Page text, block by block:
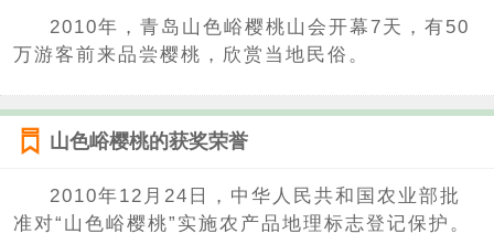
2010年，青岛山色峪樱桃山会开幕7天，有50
万游客前来品尝樱桃，欣赏当地民俗。
山色峪樱桃的获奖荣誉
2010年12月24日，中华人民共和国农业部批
准对“山色峪樱桃”实施农产品地理标志登记保护。